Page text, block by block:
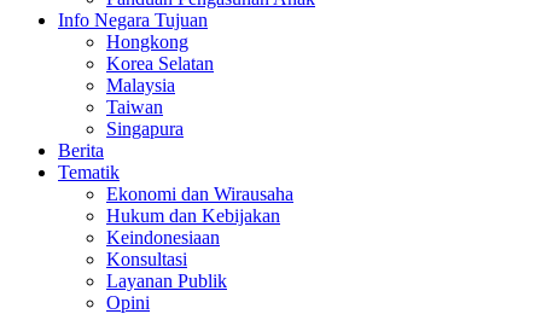
Info Negara Tujuan
Hongkong
Korea Selatan
Malaysia
Taiwan
Singapura
Berita
Tematik
Ekonomi dan Wirausaha
Hukum dan Kebijakan
Keindonesiaan
Konsultasi
Layanan Publik
Opini